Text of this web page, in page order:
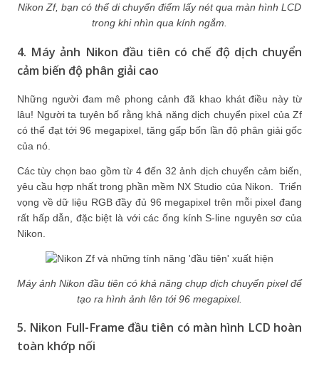
Nikon Zf, bạn có thể di chuyển điểm lấy nét qua màn hình LCD
trong khi nhìn qua kính ngắm.
4. Máy ảnh Nikon đầu tiên có chế độ dịch chuyển
cảm biến độ phân giải cao
Những người đam mê phong cảnh đã khao khát điều này từ
lâu! Người ta tuyên bố rằng khả năng dịch chuyển pixel của Zf
có thể đạt tới 96 megapixel, tăng gấp bốn lần độ phân giải gốc
của nó.
Các tùy chọn bao gồm từ 4 đến 32 ảnh dịch chuyển cảm biến,
yêu cầu hợp nhất trong phần mềm NX Studio của Nikon. Triển
vọng về dữ liệu RGB đầy đủ 96 megapixel trên mỗi pixel đang
rất hấp dẫn, đặc biệt là với các ống kính S-line nguyên sơ của
Nikon.
Máy ảnh Nikon đầu tiên có khả năng chụp dịch chuyển pixel để
tạo ra hình ảnh lên tới 96 megapixel.
5. Nikon Full-Frame đầu tiên có màn hình LCD hoàn
toàn khớp nối